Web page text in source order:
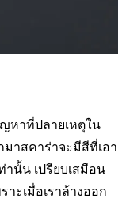
หาที่ปลายเหตุใน
าสคาร่าจะมีสีที่เอา
านั้น เปรียบเสมือน
าะเมื่อเราล้างออก